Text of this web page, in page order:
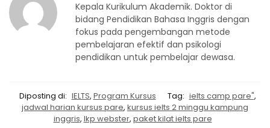
Kepala Kurikulum Akademik. Doktor di
bidang Pendidikan Bahasa Inggris dengan
fokus pada pengembangan metode
pembelajaran efektif dan psikologi
pendidikan untuk pembelajar dewasa.
Diposting di: IELTS, Program Kursus Tag: ielts camp pare",
jadwal harian kursus pare, kursus ielts 2 minggu kampung
inggris, lkp webster, paket kilat ielts pare